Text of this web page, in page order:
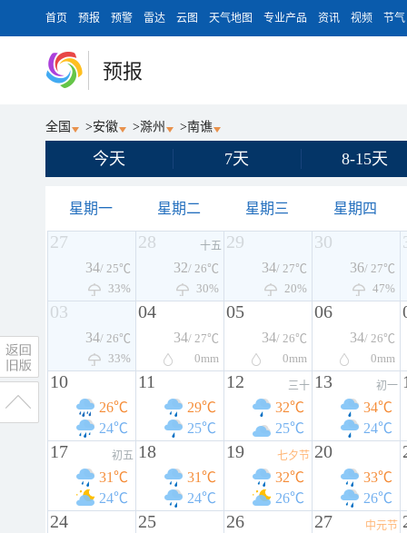
首页 预报 预警 雷达 云图 天气地图 专业产品 资讯 视频 节气
预报
全国 >安徽 >滁州 >南谯
今天 7天 8-15天
星期一 星期二 星期三 星期四
27
34/ 25℃
33%
28 十五
32/ 26℃
30%
29
34/ 27℃
20%
30
36/ 27℃
47%
03
34/ 26℃
33%
04
34/ 27℃
0mm
05
34/ 26℃
0mm
06
34/ 26℃
0mm
10
26℃
24℃
11
29℃
25℃
12 三十
32℃
25℃
13 初一
34℃
24℃
17 初五
31℃
24℃
18
31℃
24℃
19 七夕节
32℃
26℃
20
33℃
26℃
24 25 26 27 中元节